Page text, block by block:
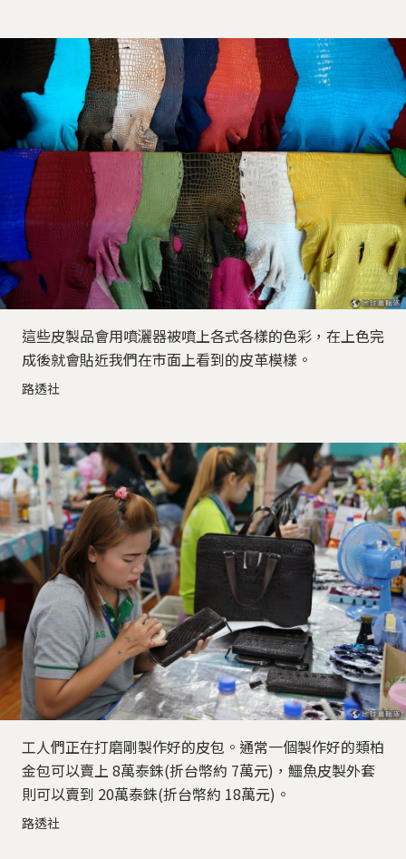
這些皮製品會用噴灑器被噴上各式各樣的色彩，在上色完
成後就會貼近我們在市面上看到的皮革模樣。
路透社
工人們正在打磨剛製作好的皮包。通常一個製作好的類柏
金包可以賣上 8萬泰銖(折台幣約 7萬元)，鱷魚皮製外套
則可以賣到 20萬泰銖(折台幣約 18萬元)。
路透社